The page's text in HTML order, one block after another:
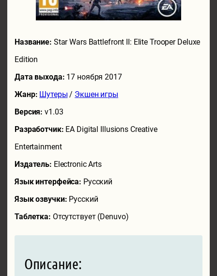
Название: Star Wars Battlefront II: Elite Trooper Deluxe
Edition
Дата выхода: 17 ноября 2017
Жанр: Шутеры / Экшен игры
Версия:v1.03
Разработчик: EA Digital Illusions Creative
Entertainment
Издатель: Electronic Arts
Язык интерфейса: Русский
Язык озвучки: Русский
Таблетка: Отсутствует (Denuvo)
Описание: